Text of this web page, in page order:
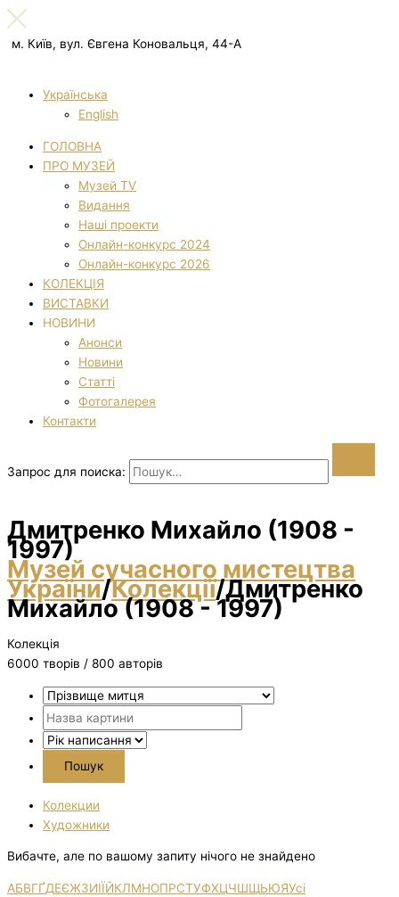
м. Київ, вул. Євгена Коновальця, 44-А
Українська
English
ГОЛОВНА
ПРО МУЗЕЙ
Музей TV
Видання
Наші проекти
Онлайн-конкурс 2024
Онлайн-конкурс 2026
КОЛЕКЦІЯ
ВИСТАВКИ
НОВИНИ
Анонси
Новини
Статті
Фотогалерея
Контакти
Запрос для поиска:
Дмитренко Михайло (1908 -
1997)
Музей сучасного мистецтва
України/Колекції/Дмитренко
Михайло (1908 - 1997)
Колекція
6000 творiв / 800 авторів
Колекции
Художники
Вибачте, але по вашому запиту нічого не знайдено
АБВГҐДЕЄЖЗИІЇЙКЛМНОПРСТУФХЦЧШЩЬЮЯУсі